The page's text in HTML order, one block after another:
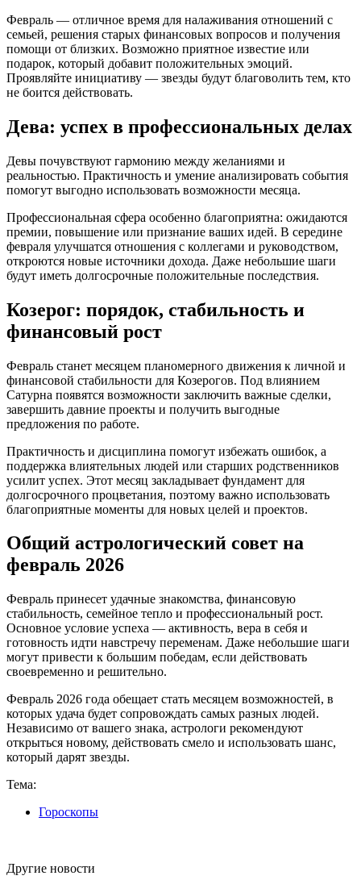
Февраль — отличное время для налаживания отношений с
семьей, решения старых финансовых вопросов и получения
помощи от близких. Возможно приятное известие или
подарок, который добавит положительных эмоций.
Проявляйте инициативу — звезды будут благоволить тем, кто
не боится действовать.
Дева: успех в профессиональных делах
Девы почувствуют гармонию между желаниями и
реальностью. Практичность и умение анализировать события
помогут выгодно использовать возможности месяца.
Профессиональная сфера особенно благоприятна: ожидаются
премии, повышение или признание ваших идей. В середине
февраля улучшатся отношения с коллегами и руководством,
откроются новые источники дохода. Даже небольшие шаги
будут иметь долгосрочные положительные последствия.
Козерог: порядок, стабильность и
финансовый рост
Февраль станет месяцем планомерного движения к личной и
финансовой стабильности для Козерогов. Под влиянием
Сатурна появятся возможности заключить важные сделки,
завершить давние проекты и получить выгодные
предложения по работе.
Практичность и дисциплина помогут избежать ошибок, а
поддержка влиятельных людей или старших родственников
усилит успех. Этот месяц закладывает фундамент для
долгосрочного процветания, поэтому важно использовать
благоприятные моменты для новых целей и проектов.
Общий астрологический совет на
февраль 2026
Февраль принесет удачные знакомства, финансовую
стабильность, семейное тепло и профессиональный рост.
Основное условие успеха — активность, вера в себя и
готовность идти навстречу переменам. Даже небольшие шаги
могут привести к большим победам, если действовать
своевременно и решительно.
Февраль 2026 года обещает стать месяцем возможностей, в
которых удача будет сопровождать самых разных людей.
Независимо от вашего знака, астрологи рекомендуют
открыться новому, действовать смело и использовать шанс,
который дарят звезды.
Тема:
Гороскопы
Другие новости